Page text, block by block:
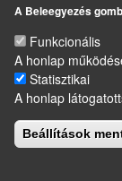
A Beleegyezés
Funkcionális
A honlap
Statisztikai
A honlap
Beállítások